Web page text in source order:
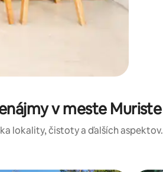
v meste Muriste
lokality, čistoty a ďalších aspektov.